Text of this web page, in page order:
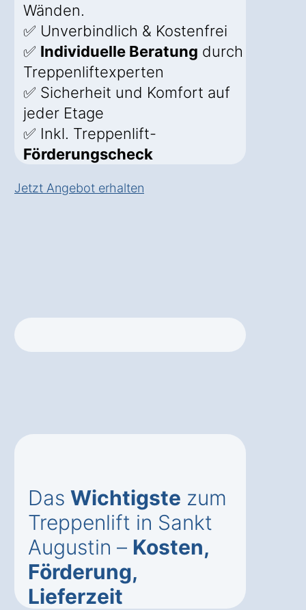
Wänden.
✅ Unverbindlich & Kostenfrei
✅ Individuelle Beratung durch
Treppenliftexperten
✅ Sicherheit und Komfort auf
jeder Etage
✅ Inkl. Treppenlift-
Förderungscheck
Jetzt Angebot erhalten
Das Wichtigste zum
Treppenlift in Sankt
Augustin – Kosten,
Förderung,
Lieferzeit